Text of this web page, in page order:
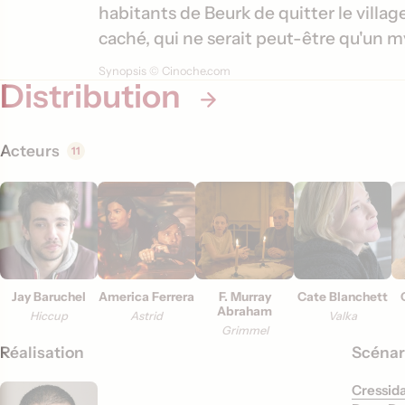
i
o
n
s
habitants de Beurk de quitter le
caché, qui ne serait peut-être qu'un
Synopsis © Cinoche.com
Distribution
Acteurs 11
Jay Baruchel
Hiccup
America Ferrera
Astrid
F. Murray
Abraham
Grimmel
Cate Blanchett
Valka
Réalisation